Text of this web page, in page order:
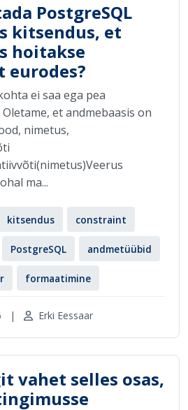
PostgreSQL
kitsendus, et
hoitakse
eurodes?
ei saa ega pea
et andmebaasis on
nimetus,
ma...
kitsendus constraint
PostgreSQL andmetüübid
formaatimine
| Erki Eessaar
vahet selles osas,